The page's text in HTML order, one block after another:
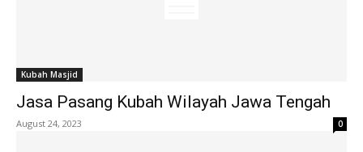
Kubah Masjid
Jasa Pasang Kubah Wilayah Jawa Tengah
August 24, 2023 0